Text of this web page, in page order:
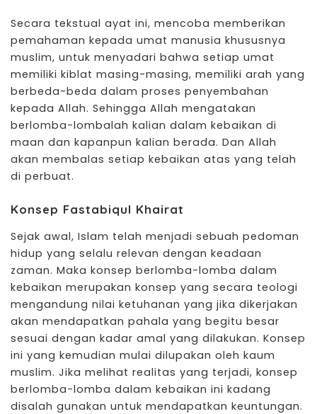
Secara tekstual ayat ini, mencoba memberikan
pemahaman kepada umat manusia khususnya
muslim, untuk menyadari bahwa setiap umat
memiliki kiblat masing-masing, memiliki arah yang
berbeda-beda dalam proses penyembahan
kepada Allah. Sehingga Allah mengatakan
berlomba-lombalah kalian dalam kebaikan di
maan dan kapanpun kalian berada. Dan Allah
akan membalas setiap kebaikan atas yang telah
di perbuat.
Konsep Fastabiqul Khairat
Sejak awal, Islam telah menjadi sebuah pedoman
hidup yang selalu relevan dengan keadaan
zaman. Maka konsep berlomba-lomba dalam
kebaikan merupakan konsep yang secara teologi
mengandung nilai ketuhanan yang jika dikerjakan
akan mendapatkan pahala yang begitu besar
sesuai dengan kadar amal yang dilakukan. Konsep
ini yang kemudian mulai dilupakan oleh kaum
muslim. Jika melihat realitas yang terjadi, konsep
berlomba-lomba dalam kebaikan ini kadang
disalah gunakan untuk mendapatkan keuntungan.